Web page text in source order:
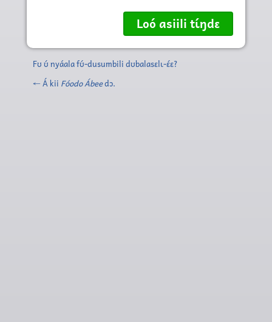
Fʊ ʊ́ nyáala fʊ́-dusumbili dʊbalasɛlɩ-ɛ́ɛ?
← Á kii Fóodo Ábeedɔ.